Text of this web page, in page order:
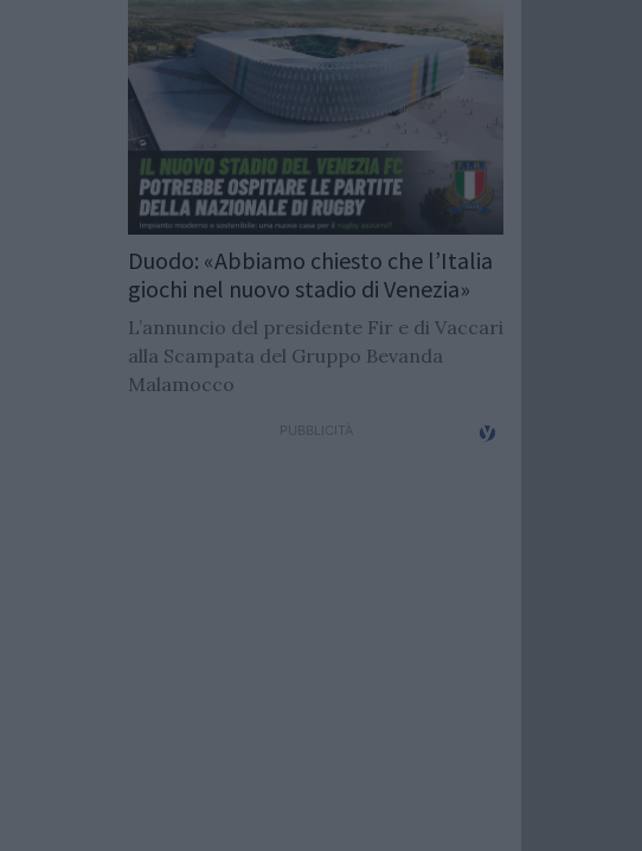
Duodo: «Abbiamo chiesto che l’Italia
giochi nel nuovo stadio di Venezia»
L’annuncio del presidente Fir e di Vaccari
alla Scampata del Gruppo Bevanda
Malamocco